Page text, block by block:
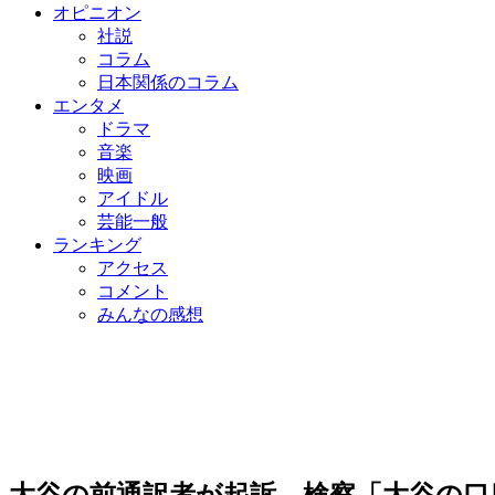
オピニオン
社説
コラム
日本関係のコラム
エンタメ
ドラマ
音楽
映画
アイドル
芸能一般
ランキング
アクセス
コメント
みんなの感想